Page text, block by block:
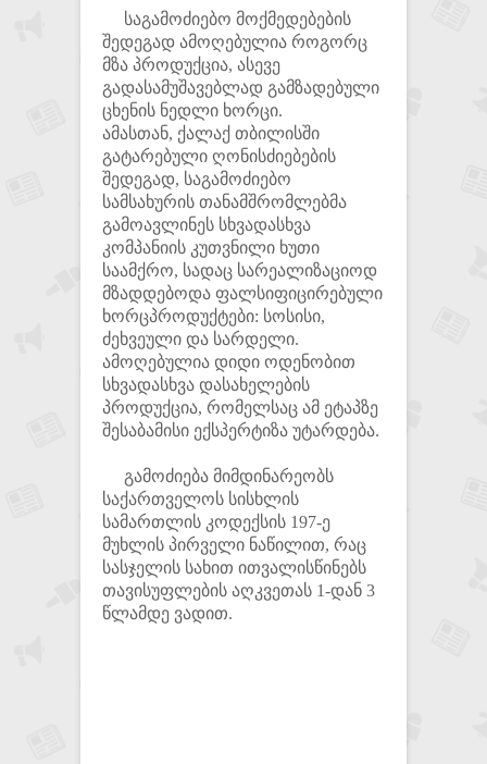
საგამოძიებო მოქმედებების
შედეგად ამოღებულია როგორც
მზა პროდუქცია, ასევე
გადასამუშავებლად გამზადებული
ცხენის ნედლი ხორცი.
ამასთან, ქალაქ თბილისში
გატარებული ღონისძიებების
შედეგად, საგამოძიებო
სამსახურის თანამშრომლებმა
გამოავლინეს სხვადასხვა
კომპანიის კუთვნილი ხუთი
საამქრო, სადაც სარეალიზაციოდ
მზადდებოდა ფალსიფიცირებული
ხორცპროდუქტები: სოსისი,
ძეხვეული და სარდელი.
ამოღებულია დიდი ოდენობით
სხვადასხვა დასახელების
პროდუქცია, რომელსაც ამ ეტაპზე
შესაბამისი ექსპერტიზა უტარდება.
გამოძიება მიმდინარეობს
საქართველოს სისხლის
სამართლის კოდექსის 197-ე
მუხლის პირველი ნაწილით, რაც
სასჯელის სახით ითვალისწინებს
თავისუფლების აღკვეთას 1-დან 3
წლამდე ვადით.